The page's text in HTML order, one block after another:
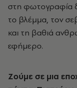
στη φωτογραφία
το βλέμμα, τον
και τη βαθιά
εφήμερο.
Ζούμε σε μια